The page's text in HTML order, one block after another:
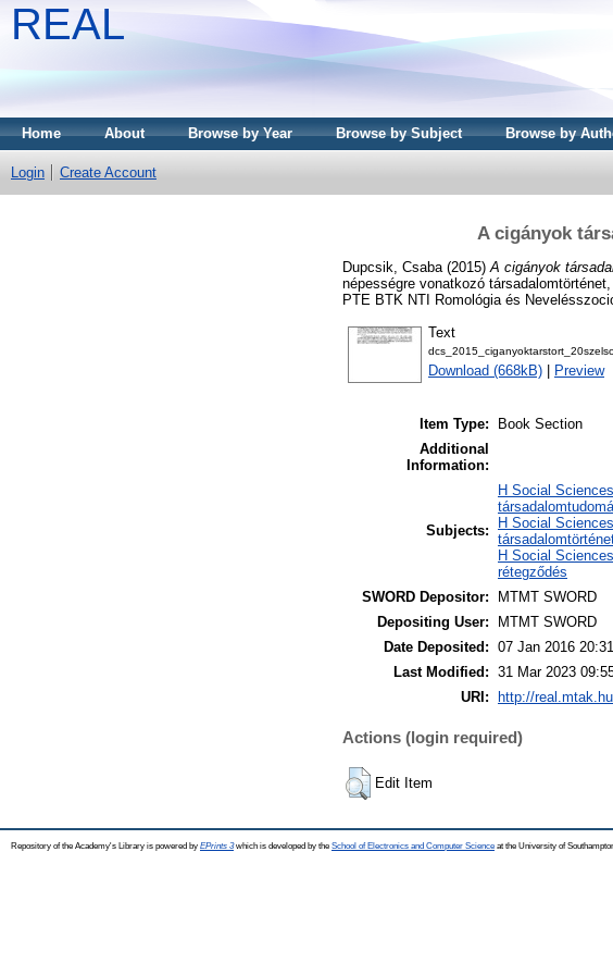
REAL
Home About Browse by Year Browse by Subject Browse by
Login Create Account
A cigányok
Dupcsik, Csaba (2015) A cigányok
népességre vonatkozó
PTE BTK NTI Romológia és
Text
Download (668kB) Preview
Item Type:
Book Section
Additional
Information:
Subjects:
H Social
H Social
H Social
rétegződés
SWORD Depositor:
MTMT SWORD
Depositing User:
MTMT SWORD
Date Deposited: 07 Jan 2016 20:31
Last Modified: 31 Mar 2023
URI:
http://
Actions (login required)
Edit Item
Repository of the Academy's Library is powered by EPrints 3which is developed by the School of Electronics and Computer Science at the University of